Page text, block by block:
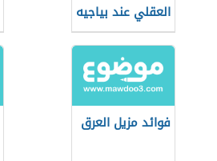
العقلي عند بياجيه
فوائد مزيل العرق